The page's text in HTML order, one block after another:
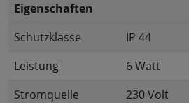
Eigenschaften
Schutzklasse
IP 44
Leistung
6 Watt
Stromquelle
230 Volt